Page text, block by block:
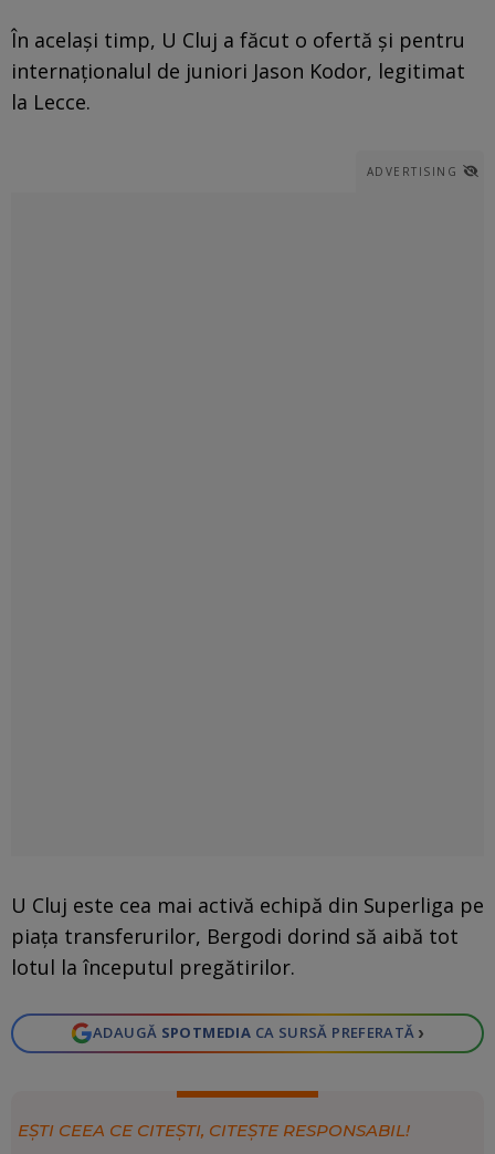
În același timp, U Cluj a făcut o ofertă și pentru
internaționalul de juniori Jason Kodor, legitimat
la Lecce.
ADVERTISING
U Cluj este cea mai activă echipă din Superliga pe
piața transferurilor, Bergodi dorind să aibă tot
lotul la începutul pregătirilor.
ADAUGĂ SPOTMEDIA CA SURSĂ PREFERATĂ ›
EȘTI CEEA CE CITEȘTI, CITEȘTE RESPONSABIL!